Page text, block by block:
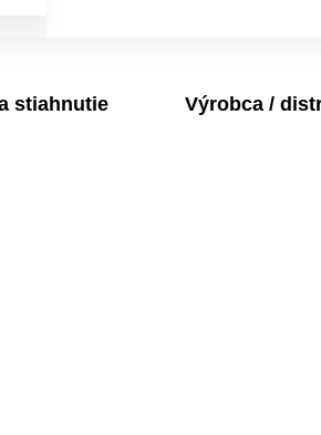
stiahnutie Výrobca /